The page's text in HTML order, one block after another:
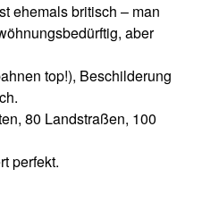
ehemals britisch – man
aber
top!), Beschilderung
80 Landstraßen, 100
perfekt.